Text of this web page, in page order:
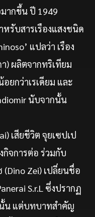
ากขึ้น ปี 1949
รับสารเรืองแสงชนิด
แปลว่า เรือง
) ผลิตจากทริเทียม
ยกว่าเรเดียม และ
นับจากนั้น
เสียชีวิต จุยเซปเป
กิจการต่อ ร่วมกับ
Zei) เปลี่ยนชื่อ
S.r.L ซึ่งปรากฏ
น แต่บทบาทสำคัญ